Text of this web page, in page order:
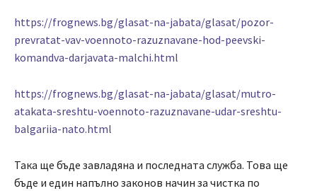
https://frognews.bg/glasat-na-jabata/glasat/pozor-
prevratat-vav-voennoto-razuznavane-hod-peevski-
komandva-darjavata-malchi.html
https://frognews.bg/glasat-na-jabata/glasat/mutro-
atakata-sreshtu-voennoto-razuznavane-udar-sreshtu-
balgariia-nato.html
Така ще бъде завладяна и последната служба. Това ще
бъде и един напълно законов начин за чистка по